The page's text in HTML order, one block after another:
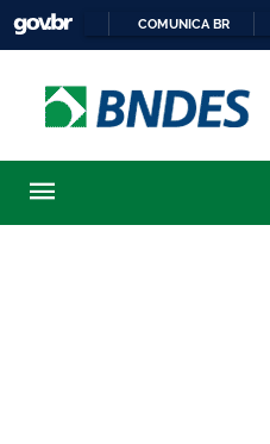
COMUNICA BR